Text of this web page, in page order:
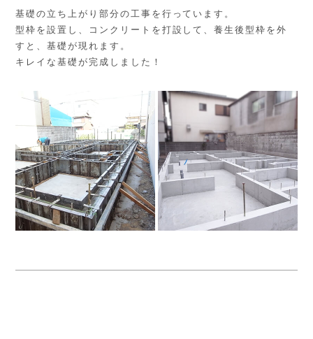
基礎の立ち上がり部分の工事を行っています。
型枠を設置し、コンクリートを打設して、養生後型枠を外
すと、基礎が現れます。
キレイな基礎が完成しました！